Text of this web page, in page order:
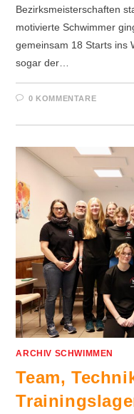
Bezirksmeisterschaften
motivierte Schwimmer
gemeinsam 18 Starts ins
sogar der…
0 KOMMENTARE
ARCHIV SCHWIMMEN
Team,